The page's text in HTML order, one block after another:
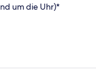
um die Uhr)*